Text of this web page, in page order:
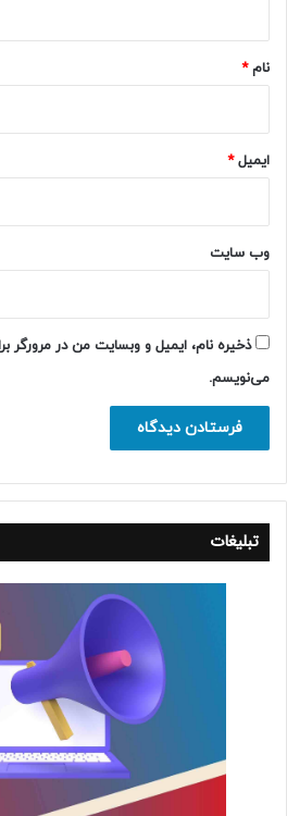
نام*
ایمیل*
وب‌ سایت
ذخیره نام، ایمیل و وبسایت من در مرورگر
می‌نویسم.
تبلیغات